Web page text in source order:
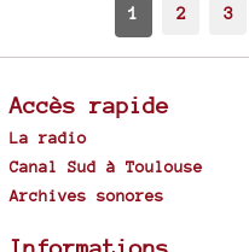
1 2 3
Accès rapide
La radio
Canal Sud à Toulouse
Archives sonores